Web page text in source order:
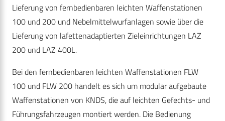
Lieferung von fernbedienbaren leichten Waffenstationen
100 und 200 und Nebelmittelwurfanlagen sowie über die
Lieferung von lafettenadaptierten Zieleinrichtungen LAZ
200 und LAZ 400L.
Bei den fernbedienbaren leichten Waffenstationen FLW
100 und FLW 200 handelt es sich um modular aufgebaute
Waffenstationen von KNDS, die auf leichten Gefechts- und
Führungsfahrzeugen montiert werden. Die Bedienung